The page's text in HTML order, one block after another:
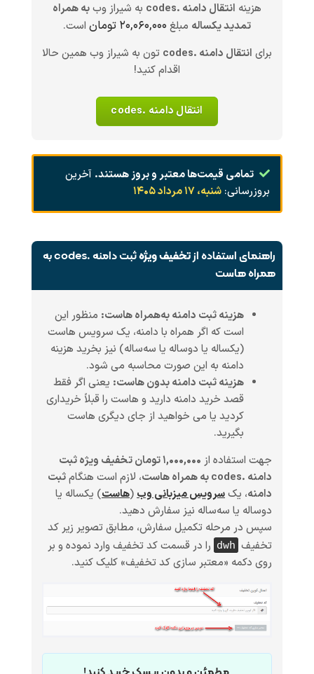
هزینه انتقال دامنه .codes به شیراز وببه همراه
تمدید یکساله مبلغ ۲۰,۰۶۰,۰۰۰ تومان
است.
برای انتقال دامنه .codes
تون به شیراز وب همین حالا
اقدام کنید!
انتقال دامنه .codes
تمامی قیمت‌ها معتبر و بروز هستند. آخرین
بروزرسانی: شنبه، ۱۷ مرداد ۱۴۰۵
راهنمای استفاده ازتخفیف ویژه
ثبت دامنه .codes به
همراه هاست
هزینه ثبت دامنه به‌همراه هاست: منظور این
است که اگر همراه با دامنه، یک سرویس هاست
(یکساله یا دوساله یا سه‌ساله) نیز بخرید هزینه
دامنه به این صورت محاسبه می شود.
هزینه ثبت دامنه بدون هاست: یعنی اگر فقط
قصد خرید دامنه دارید و هاست را قبلاً خریداری
کردید یا می خواهید از جای دیگری هاست
بگیرید.
جهت استفاده از
۱,۰۰۰,۰۰۰ تومان تخفیف ویژه ثبت
دامنه .codes به همراه هاست
، لازم است هنگامثبت
دامنه، یکسرویس میزبانی وب(هاست) یکساله یا
دوساله یا سه‌ساله نیز سفارش دهید.
سپس در مرحله تکمیل سفارش، مطابق تصویر زیر کد
تخفیف dwh را در قسمت کد تخفیف وارد نموده و بر
روی دکمه «معتبر سازی کد تخفیف» کلیک کنید.